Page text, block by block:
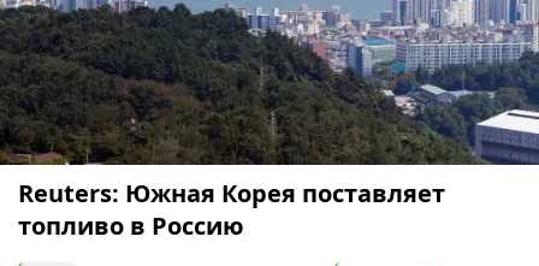
Reuters: Южная Корея поставляет
топливо в Россию